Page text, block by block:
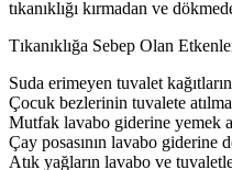
tıkanıklığı kırmadan ve
Tıkanıklığa Sebep Olan
Suda erimeyen tuvalet
Çocuk bezlerinin tuvalete
Mutfak lavabo giderine yemek
Çay posasının lavabo giderine
Atık yağların lavabo ve